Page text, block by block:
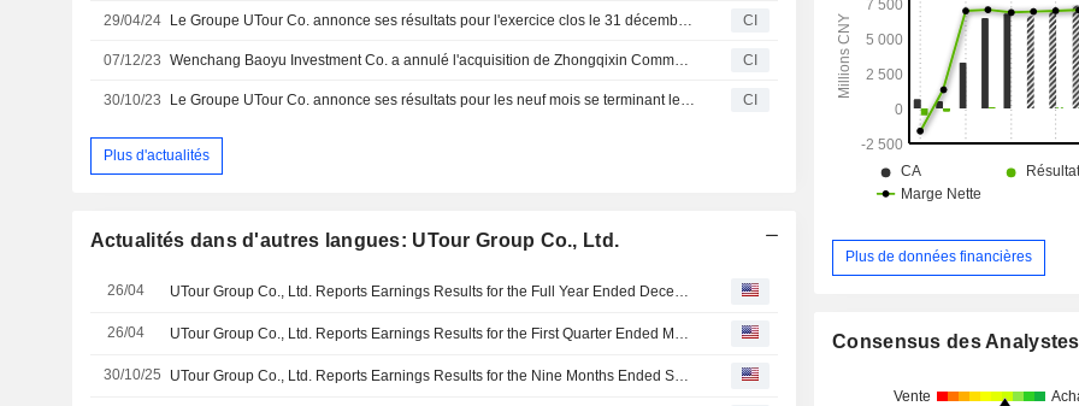
29/04/24 Le Groupe UTour Co. annonce ses résultats pour l'exercice clos le 31 décembre 2023 CI
07/12/23 Wenchang Baoyu Investment Co. a annulé l'acquisition de Zhongqixin Commercial Factoring/Guangzhou Youdai Small Loan auprès de Hongkong UTour International Travel Service Co. Limited et UTour Group Co. (SZSE:002707) CI
30/10/23 Le Groupe UTour Co. annonce ses résultats pour les neuf mois se terminant le 30 septembre 2023 CI
Plus d'actualités
Actualités dans d'autres langues: UTour Group Co., Ltd.
26/04
26/04
30/10/25
Plus de données financières
Consensus des Analystes
Vente